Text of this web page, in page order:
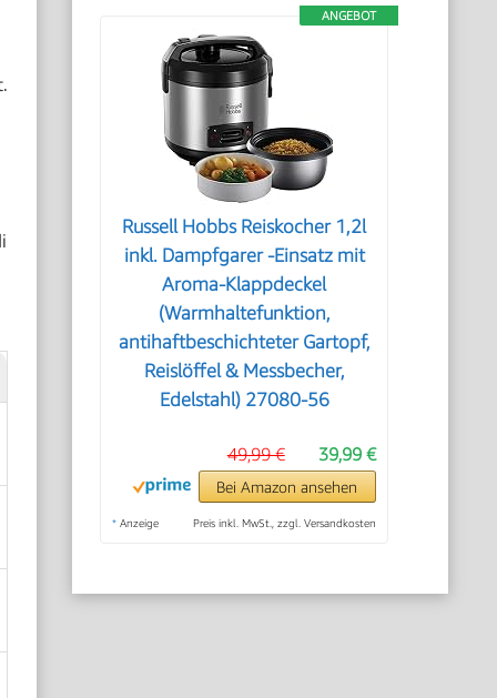
ANGEBOT
Russell Hobbs Reiskocher 1,2l
inkl. Dampfgarer -Einsatz mit
Aroma-Klappdeckel
(Warmhaltefunktion,
antihaftbeschichteter Gartopf,
Reislöffel & Messbecher,
Edelstahl) 27080-56
39,99 €
49,99 €
Bei Amazon ansehen
* Anzeige Preis inkl. MwSt., zzgl. Versandkosten